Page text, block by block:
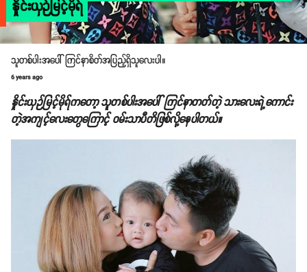
နှိုင်းယှဉ်မြင့်မိုရ်
သူတစ်ပါးအပေါ် ကြင်နာစိတ်အပြည့်ရှိသူလေးပါ။
6 years ago
နှိုင်းယှဉ်မြင့်မိုရ်ကတော့ သူတစ်ပါးအပေါ် ကြင်နာတတ်တဲ့ သားလေးရဲ့ကောင်း
တဲ့အကျင့်လေးတွေကြောင့် ဝမ်းသာပီတိဖြစ်လို့နေပါတယ်။